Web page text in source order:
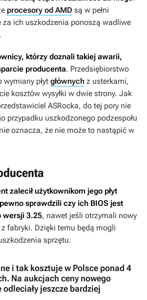
procesory od AMD są w pełni
za ich uszkodzenia ponoszą wadliwe
którzy doznali takiej awarii,
producenta. Przedsiębiorstwo
wymiany płyt głównych z usterkami,
kosztów wysyłki w dwie strony. Jak
ASRocka, do tej pory nie
przypadku uszkodzonego podzespołu
oznacza, że nie może to nastąpić w
zalecił użytkownikom jego płyt
sprawdzili czy ich BIOS jest
wersji 3.25, nawet jeśli otrzymali nowy
fabryki. Dzięki temu będą mogli
sprzętu.
i tak kosztuje w Polsce ponad 4
Na aukcjach ceny nowego
odleciały jeszcze bardziej